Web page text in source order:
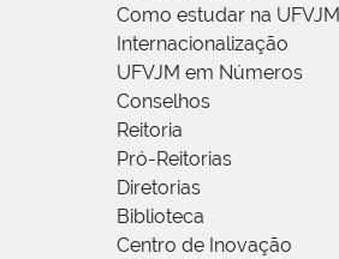
Como estudar na UFVJM
Internacionalização
UFVJM em Números
Conselhos
Reitoria
Pró-Reitorias
Diretorias
Biblioteca
Centro de Inovação